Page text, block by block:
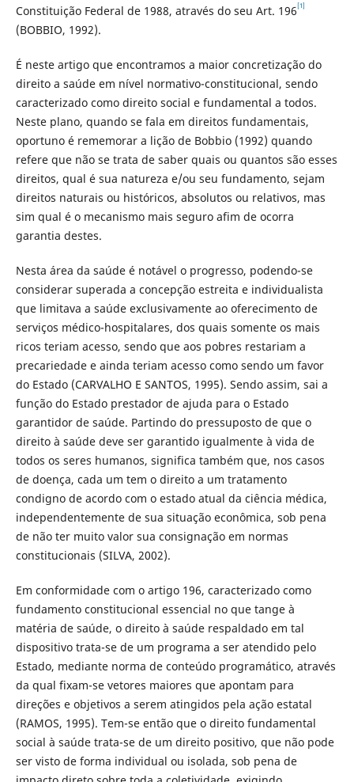
Constituição Federal de 1988, através do seu Art. 196 [1]
(BOBBIO, 1992).
É neste artigo que encontramos a maior concretização do
direito a saúde em nível normativo-constitucional, sendo
caracterizado como direito social e fundamental a todos.
Neste plano, quando se fala em direitos fundamentais,
oportuno é rememorar a lição de Bobbio (1992) quando
refere que não se trata de saber quais ou quantos são esses
direitos, qual é sua natureza e/ou seu fundamento, sejam
direitos naturais ou históricos, absolutos ou relativos, mas
sim qual é o mecanismo mais seguro afim de ocorra
garantia destes.
Nesta área da saúde é notável o progresso, podendo-se
considerar superada a concepção estreita e individualista
que limitava a saúde exclusivamente ao oferecimento de
serviços médico-hospitalares, dos quais somente os mais
ricos teriam acesso, sendo que aos pobres restariam a
precariedade e ainda teriam acesso como sendo um favor
do Estado (CARVALHO E SANTOS, 1995). Sendo assim, sai a
função do Estado prestador de ajuda para o Estado
garantidor de saúde. Partindo do pressuposto de que o
direito à saúde deve ser garantido igualmente à vida de
todos os seres humanos, significa também que, nos casos
de doença, cada um tem o direito a um tratamento
condigno de acordo com o estado atual da ciência médica,
independentemente de sua situação econômica, sob pena
de não ter muito valor sua consignação em normas
constitucionais (SILVA, 2002).
Em conformidade com o artigo 196, caracterizado como
fundamento constitucional essencial no que tange à
matéria de saúde, o direito à saúde respaldado em tal
dispositivo trata-se de um programa a ser atendido pelo
Estado, mediante norma de conteúdo programático, através
da qual fixam-se vetores maiores que apontam para
direções e objetivos a serem atingidos pela ação estatal
(RAMOS, 1995). Tem-se então que o direito fundamental
social à saúde trata-se de um direito positivo, que não pode
ser visto de forma individual ou isolada, sob pena de